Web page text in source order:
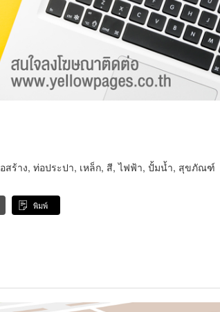
อสร้าง, ท่อประปา, เหล็ก, สี, ไฟฟ้า, ปั้มน้ำ, สุขภัณฑ์
พิมพ์